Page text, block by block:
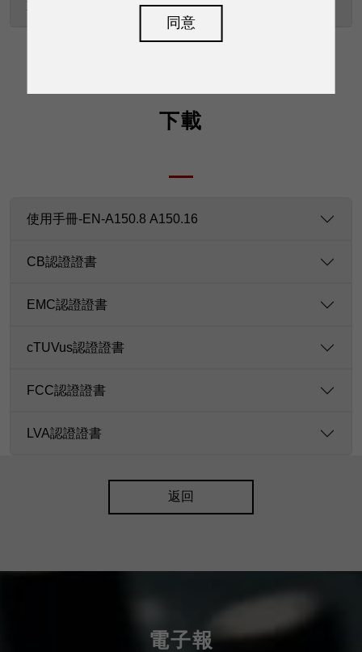
下載
使用手冊-EN-A150.8 A150.16
CB認證證書
EMC認證證書
cTUVus認證證書
FCC認證證書
LVA認證證書
返回
電子報
同意